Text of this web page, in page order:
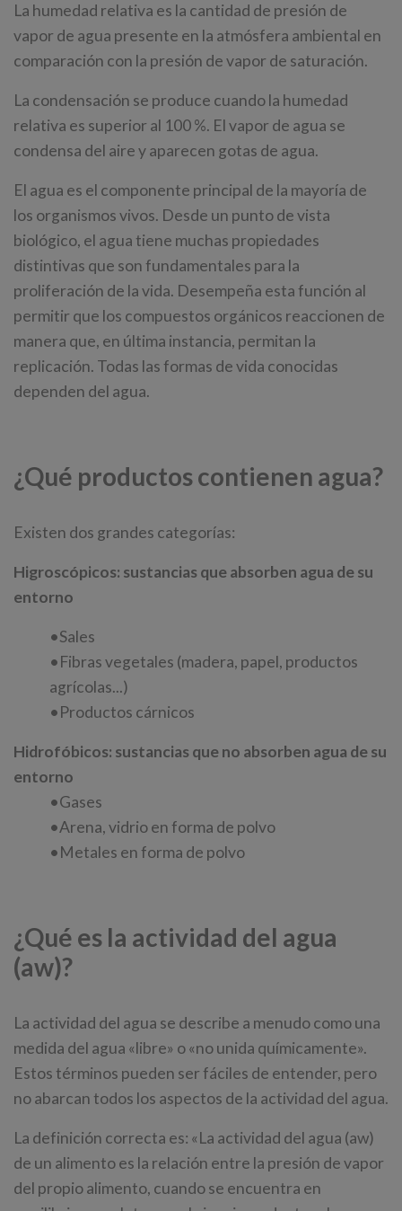
La humedad relativa es la cantidad de presión de
vapor de agua presente en la atmósfera ambiental en
comparación con la presión de vapor de saturación.
La condensación se produce cuando la humedad
relativa es superior al 100 %. El vapor de agua se
condensa del aire y aparecen gotas de agua.
El agua es el componente principal de la mayoría de
los organismos vivos. Desde un punto de vista
biológico, el agua tiene muchas propiedades
distintivas que son fundamentales para la
proliferación de la vida. Desempeña esta función al
permitir que los compuestos orgánicos reaccionen de
manera que, en última instancia, permitan la
replicación. Todas las formas de vida conocidas
dependen del agua.
¿Qué productos contienen agua?
Existen dos grandes categorías:
Higroscópicos: sustancias que absorben agua de su
entorno
•Sales
•Fibras vegetales (madera, papel, productos
agrícolas...)
•Productos cárnicos
Hidrofóbicos: sustancias que no absorben agua de su
entorno
•Gases
•Arena, vidrio en forma de polvo
•Metales en forma de polvo
¿Qué es la actividad del agua
(aw)?
La actividad del agua se describe a menudo como una
medida del agua «libre» o «no unida químicamente».
Estos términos pueden ser fáciles de entender, pero
no abarcan todos los aspectos de la actividad del agua.
La definición correcta es: «La actividad del agua (aw)
de un alimento es la relación entre la presión de vapor
del propio alimento, cuando se encuentra en